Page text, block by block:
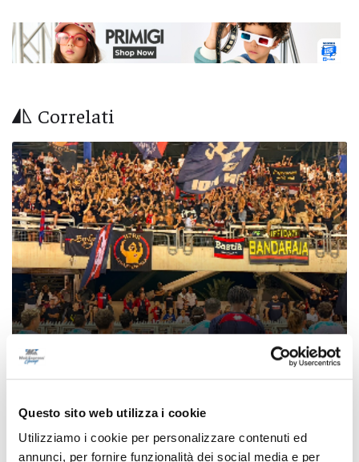
Questo sito web utilizza i cookie
Utilizziamo i cookie per personalizzare contenuti ed
annunci, per fornire funzionalità dei social media e per
Correlati
per il derby tra Pescara e Samb: decide il
Comitato sicurezza
di Pierluigi Dorotei